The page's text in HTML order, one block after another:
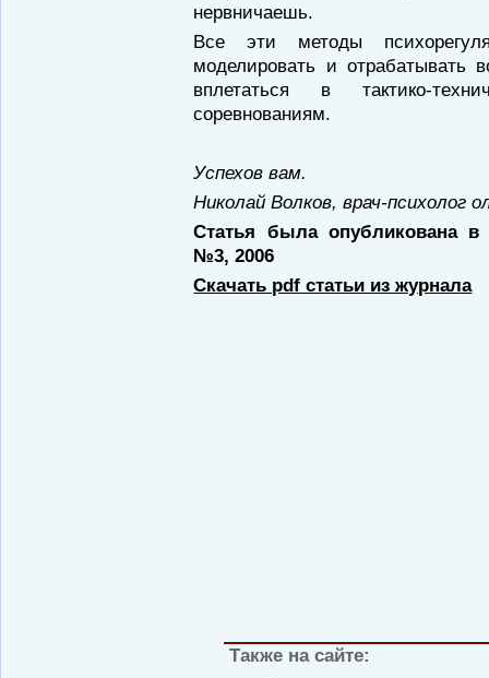
нервничаешь.
Все эти методы
моделировать и отрабатывать
вплетаться в тактико-
соревнованиям.
Успехов вам.
Николай Волков, врач-психолог
Статья была опубликована
№3, 2006
Скачать pdf статьи из журнала
Также на сайте: